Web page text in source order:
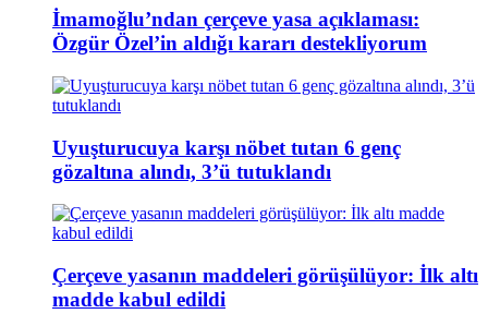
İmamoğlu’ndan çerçeve yasa açıklaması:
Özgür Özel’in aldığı kararı destekliyorum
Uyuşturucuya karşı nöbet tutan 6 genç
gözaltına alındı, 3’ü tutuklandı
Çerçeve yasanın maddeleri görüşülüyor: İlk altı
madde kabul edildi